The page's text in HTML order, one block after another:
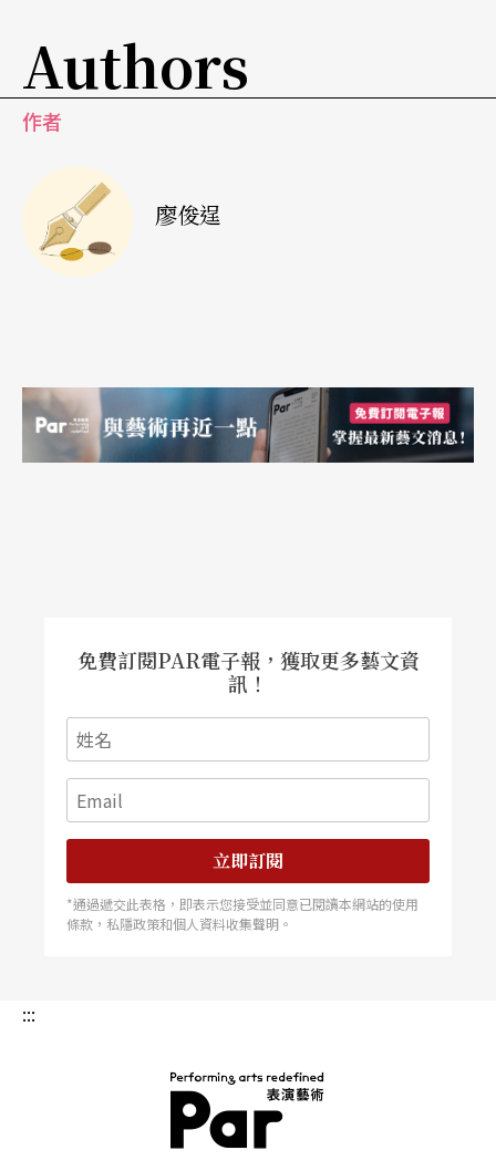
Authors
作者
廖俊逞
免費訂閱PAR電子報，獲取更多藝文資
訊！
立即訂閱
*通過遞交此表格，即表示您接受並同意已閱讀本網站的使用
條款，私隱政策和個人資料收集聲明。
:::